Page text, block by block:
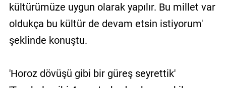
kültürümüze uygun olarak yapılır. Bu millet var
oldukça bu kültür de devam etsin istiyorum'
şeklinde konuştu.
'Horoz dövüşü gibi bir güreş seyrettik'